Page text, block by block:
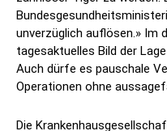
unverzüglich auflösen.» Im
tagesaktuelles Bild der
Auch dürfe es pauschale
Operationen ohne
Die